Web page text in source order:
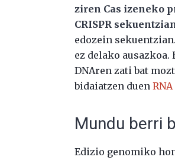
ziren Cas izeneko
CRISPR
edozein
ez delako
DNAren zati bat
bidaiatzen duenRNA
Mundu berri
Edizio genomiko